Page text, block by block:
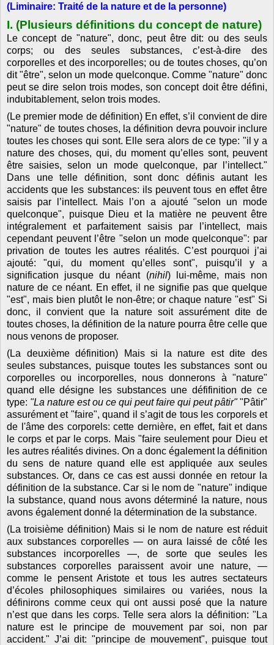
(Liminaire: Traité de la nature et de la personne)
I. (Plusieurs définitions du concept de nature)
Le concept de "nature", donc, peut être dit: ou des seuls
corps; ou des seules substances, c’est-à-dire des
corporelles et des incorporelles; ou de toutes choses, qu’on
dit "être", selon un mode quelconque. Comme "nature" donc
peut se dire selon trois modes, son concept doit être défini,
indubitablement, selon trois modes.
(Le premier mode de définition) En effet, s’il convient de dire
"nature" de toutes choses, la définition devra pouvoir inclure
toutes les choses qui sont. Elle sera alors de ce type: "il y a
nature des choses, qui, du moment qu’elles sont, peuvent
être saisies, selon un mode quelconque, par l’intellect."
Dans une telle définition, sont donc définis autant les
accidents que les substances: ils peuvent tous en effet être
saisis par l’intellect. Mais l’on a ajouté "selon un mode
quelconque", puisque Dieu et la matière ne peuvent être
intégralement et parfaitement saisis par l’intellect, mais
cependant peuvent l’être "selon un mode quelconque": par
privation de toutes les autres réalités. C’est pourquoi j’ai
ajouté: "qui, du moment qu’elles sont", puisqu’il y a
signification jusque du néant (nihil) lui-même, mais non
nature de ce néant. En effet, il ne signifie pas que quelque
"est", mais bien plutôt le non-être; or chaque nature "est" Si
donc, il convient que la nature soit assurément dite de
toutes choses, la définition de la nature pourra être celle que
nous venons de proposer.
(La deuxième définition) Mais si la nature est dite des
seules substances, puisque toutes les substances sont ou
corporelles ou incorporelles, nous donnerons à "nature"
quand elle désigne les substances une défifinition de ce
type: "La nature est ou ce qui peut faire qui peut pâtir""Pâtir"
assurément et "faire", quand il s’agit de tous les corporels et
de l'âme des corporels: cette dernière, en effet, fait et dans
le corps et par le corps. Mais "faire seulement pour Dieu et
les autres réalités divines. On a donc également la définition
du sens de nature quand elle est appliquée aux seules
substances. Or, dans ce cas est aussi donnée en retour la
définition de la substance. Car si le nom de "nature" indique
la substance, quand nous avons déterminé la nature, nous
avons également donné la détermination de la substance.
(La troisième définition) Mais si le nom de nature est réduit
aux substances corporelles — on aura laissé de côté les
substances incorporelles —, de sorte que seules les
substances corporelles paraissent avoir une nature, —
comme le pensent Aristote et tous les autres sectateurs
d’écoles philosophiques similaires ou variées, nous la
définirons comme ceux qui ont aussi posé que la nature
n’est que dans les corps. Telle sera alors la définition: "La
nature est le principe de mouvement par soi, non par
accident." J’ai dit: "principe de mouvement", puisque tout